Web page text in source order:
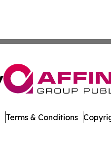
Terms & Conditions